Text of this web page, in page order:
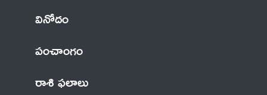
వినోదం
పంచాంగం
రాశి ఫలాలు